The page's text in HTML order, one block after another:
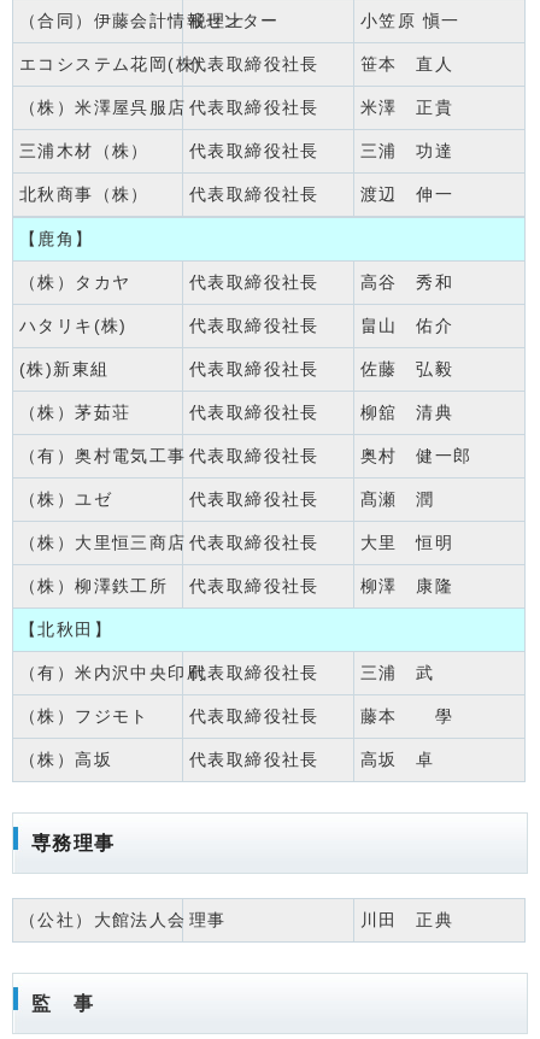
（合同）伊藤会計情報センター
税理士 小笠原 愼一
エコシステム花岡(株)代表取締役社長 笹本 直人
（株）米澤屋呉服店 代表取締役社長 米澤 正貴
三浦木材（株） 代表取締役社長 三浦 功達
北秋商事（株） 代表取締役社長 渡辺 伸一
【鹿角】
（株）タカヤ 代表取締役社長 高谷 秀和
ハタリキ(株) 代表取締役社長 畠山 佑介
(株)新東組 代表取締役社長 佐藤 弘毅
（株）茅茹荘 代表取締役社長 柳舘 清典
（有）奥村電気工事 代表取締役社長 奥村 健一郎
（株）ユゼ 代表取締役社長 髙瀬 潤
（株）大里恒三商店 代表取締役社長 大里 恒明
（株）柳澤鉄工所 代表取締役社長 柳澤 康隆
【北秋田】
（有）米内沢中央印刷代表取締役社長 三浦 武
（株）フジモト 代表取締役社長 藤本 學
（株）高坂 代表取締役社長 高坂 卓
専務理事
（公社）大館法人会 理事 川田 正典
監 事